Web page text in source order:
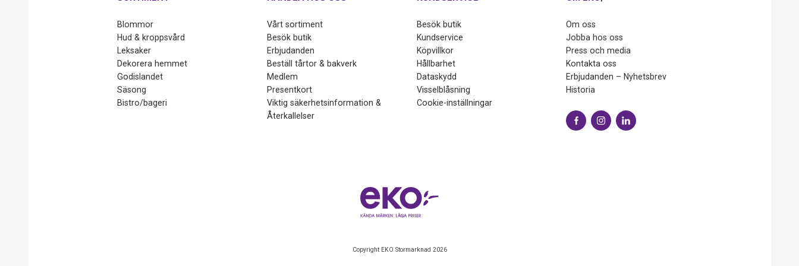
Blommor
Hud & kroppsvård
Leksaker
Dekorera hemmet
Godislandet
Säsong
Bistro/bageri
Vårt sortiment
Besök butik
Erbjudanden
Beställ tårtor & bakverk
Medlem
Presentkort
Viktig säkerhetsinformation &
Återkallelser
Besök butik
Kundservice
Köpvillkor
Hållbarhet
Dataskydd
Visselblåsning
Cookie-inställningar
Om oss
Jobba hos oss
Press och media
Kontakta oss
Erbjudanden – Nyhetsbrev
Historia
Copyright EKO Stormarknad 2026